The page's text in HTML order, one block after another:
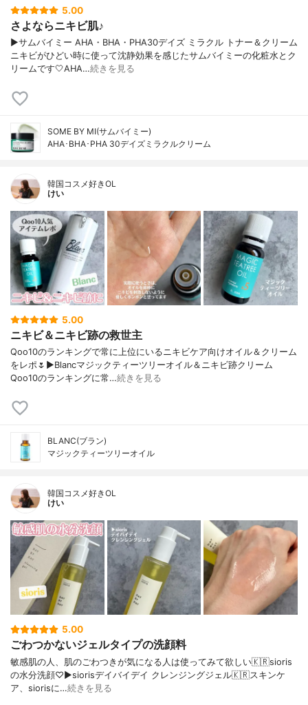
5.00
さよならニキビ肌♪
▶︎サムバイミー AHA・BHA・PHA30デイズ ミラクル トナー＆クリーム
ニキビがひどい時に使って沈静効果を感じたサムバイミーの化粧水とク
リームです🤍AHA…続きを見る
SOME BY MI(サムバイミー)
AHA･BHA･PHA 30デイズミラクルクリーム
韓国コスメ好きOL
けい
5.00
ニキビ＆ニキビ跡の救世主
Qoo10のランキングで常に上位にいるニキビケア向けオイル＆クリーム
をレポ🌷▶︎Blancマジックティーツリーオイル＆ニキビ跡クリーム
Qoo10のランキングに常…続きを見る
BLANC(ブラン)
マジックティーツリーオイル
韓国コスメ好きOL
けい
5.00
ごわつかないジェルタイプの洗顔料
敏感肌の人、肌のごわつきが気になる人は使ってみて欲しい🇰🇷sioris
の水分洗顔♡▶︎siorisデイバイデイ クレンジングジェル🇰🇷スキンケ
ア、siorisに…続きを見る